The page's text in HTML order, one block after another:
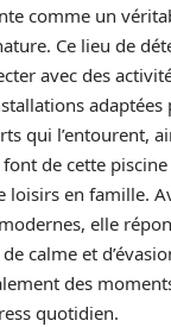
comme un
Ce lieu de
avec des
adaptées
qui l’entourent,
de cette
loisirs en famille.
elle
calme et
des
quotidien.